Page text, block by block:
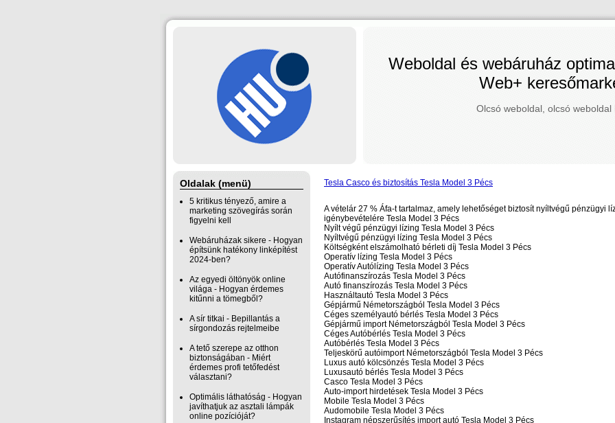
Weboldal és webáruház
Web+
Olcsó weboldal, olcsó weboldal
Oldalak (menü)
5 kritikus tényező, amire a
marketing szövegírás során
figyelni kell
Webáruházak sikere - Hogyan
építsünk hatékony linképítést
2024-ben?
Az egyedi öltönyök online
világa - Hogyan érdemes
kitűnni a tömegből?
A sír titkai - Bepillantás a
sírgondozás rejtelmeibe
A tető szerepe az otthon
biztonságában - Miért
érdemes profi tetőfedést
választani?
Optimális láthatóság - Hogyan
javíthatjuk az asztali lámpák
online pozícióját?
Tesla Casco és biztosítás Tesla Model 3 Pécs
A vételár 27 % Áfa-t tartalmaz, amely lehetőséget biztosít nyíltvégű pénzügyi
igénybevételére Tesla Model 3 Pécs
Nyílt végű pénzügyi lízing Tesla Model 3 Pécs
Nyíltvégű pénzügyi lízing Tesla Model 3 Pécs
Költségként elszámolható bérleti díj Tesla Model 3 Pécs
Operatív lízing Tesla Model 3 Pécs
Operatív Autólízing Tesla Model 3 Pécs
Autófinanszírozás Tesla Model 3 Pécs
Autó finanszírozás Tesla Model 3 Pécs
Használtautó Tesla Model 3 Pécs
Gépjármű Németországból Tesla Model 3 Pécs
Céges személyautó bérlés Tesla Model 3 Pécs
Gépjármű import Németországból Tesla Model 3 Pécs
Céges Autóbérlés Tesla Model 3 Pécs
Autóbérlés Tesla Model 3 Pécs
Teljeskörű autóimport Németországból Tesla Model 3 Pécs
Luxus autó kölcsönzés Tesla Model 3 Pécs
Luxusautó bérlés Tesla Model 3 Pécs
Casco Tesla Model 3 Pécs
Auto-import hirdetések Tesla Model 3 Pécs
Mobile Tesla Model 3 Pécs
Audomobile Tesla Model 3 Pécs
Instagram népszerűsítés import autó Tesla Model 3 Pécs